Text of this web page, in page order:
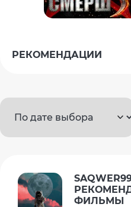
РЕКОМЕНДАЦИИ
ФИЛЬМЫ